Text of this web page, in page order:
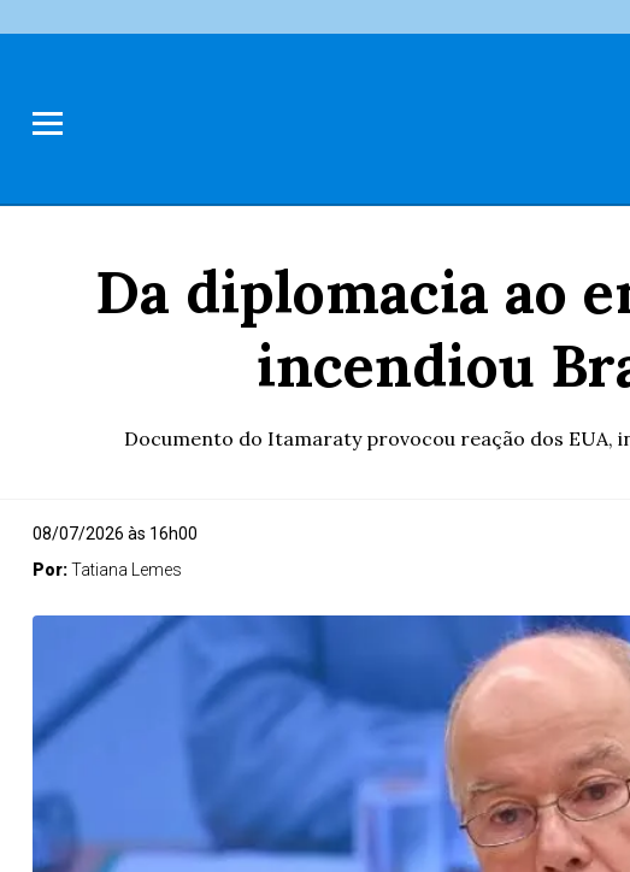
Da diplomacia ao
incendiou
Documento do Itamaraty provocou reação dos EUA,
08/07/2026 às 16h00
Por:Tatiana Lemes